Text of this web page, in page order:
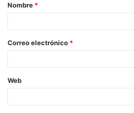
Nombre *
Correo electrónico *
Web